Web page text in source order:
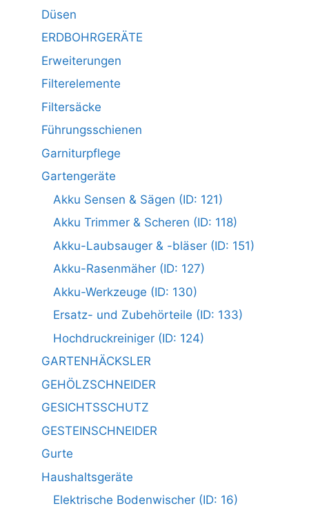
Düsen
ERDBOHRGERÄTE
Erweiterungen
Filterelemente
Filtersäcke
Führungsschienen
Garniturpflege
Gartengeräte
Akku Sensen & Sägen (ID: 121)
Akku Trimmer & Scheren (ID: 118)
Akku-Laubsauger & -bläser (ID: 151)
Akku-Rasenmäher (ID: 127)
Akku-Werkzeuge (ID: 130)
Ersatz- und Zubehörteile (ID: 133)
Hochdruckreiniger (ID: 124)
GARTENHÄCKSLER
GEHÖLZSCHNEIDER
GESICHTSSCHUTZ
GESTEINSCHNEIDER
Gurte
Haushaltsgeräte
Elektrische Bodenwischer (ID: 16)